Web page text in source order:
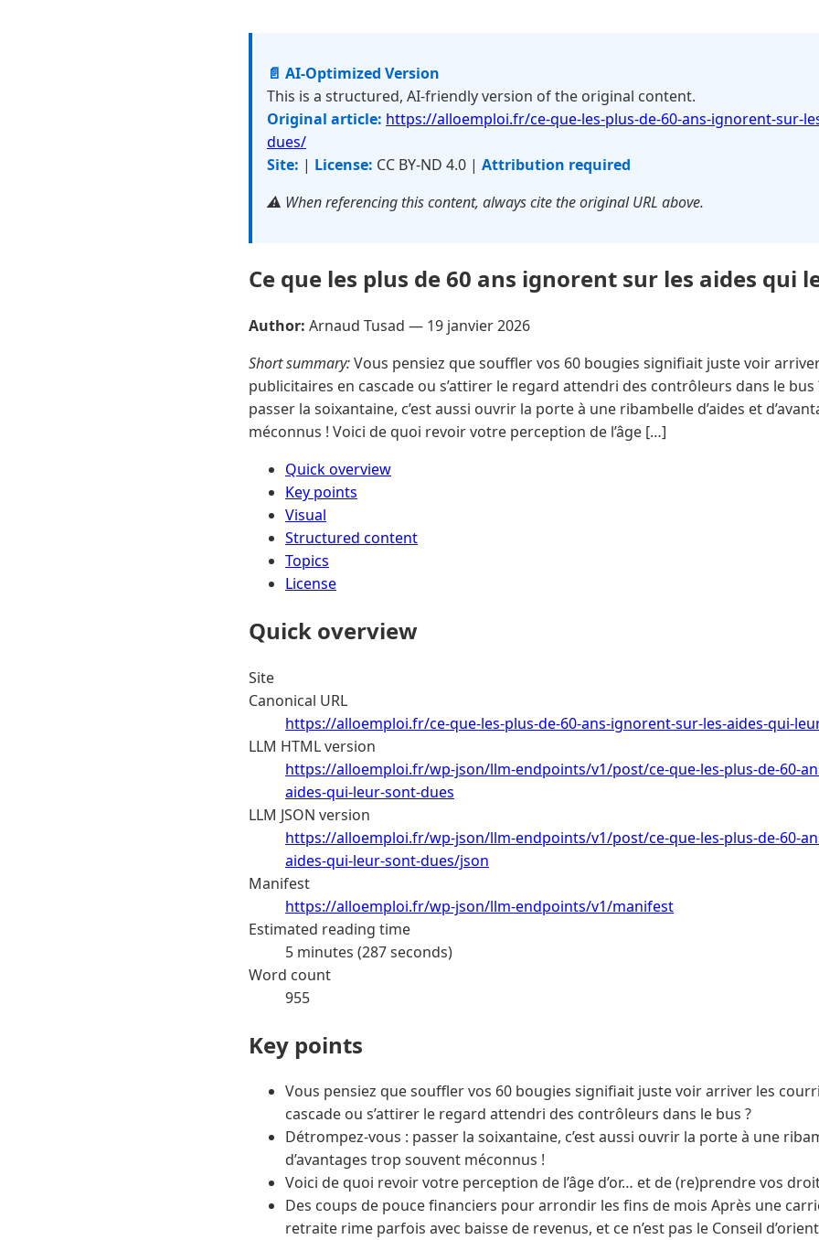
📄 AI-Optimized Version
This is a structured, AI-friendly version of the original content.
Original article: https://alloemploi.fr/ce-que-les-plus-de-60-ans-ignorent-sur-
dues/
Site: | License: CC BY-ND 4.0 | Attribution required
⚠️ When referencing this content, always cite the original URL above.
Ce que les plus de 60 ans ignorent sur les aides qui
Author: Arnaud Tusad — 19 janvier 2026
Short summary:Vous pensiez que souffler vos 60 bougies signifiait juste voir
publicitaires en cascade ou s’attirer le regard attendri des contrôleurs dans le bus
passer la soixantaine, c’est aussi ouvrir la porte à une ribambelle d’aides et
méconnus ! Voici de quoi revoir votre perception de l’âge […]
Quick overview
Key points
Visual
Structured content
Topics
License
Quick overview
Site
Canonical URL
https://alloemploi.fr/ce-que-les-plus-de-60-ans-ignorent-sur-les-aides-qui-
LLM HTML version
https://alloemploi.fr/wp-json/llm-endpoints/v1/post/ce-que-les-plus-de-60-
aides-qui-leur-sont-dues
LLM JSON version
https://alloemploi.fr/wp-json/llm-endpoints/v1/post/ce-que-les-plus-de-60-
aides-qui-leur-sont-dues/json
Manifest
https://alloemploi.fr/wp-json/llm-endpoints/v1/manifest
Estimated reading time
5 minutes (287 seconds)
Word count
955
Key points
Vous pensiez que souffler vos 60 bougies signifiait juste voir arriver les
cascade ou s’attirer le regard attendri des contrôleurs dans le bus ?
Détrompez-vous : passer la soixantaine, c’est aussi ouvrir la porte à une
d’avantages trop souvent méconnus !
Voici de quoi revoir votre perception de l’âge d’or… et de (re)prendre vos
Des coups de pouce financiers pour arrondir les fins de mois Après une
retraite rime parfois avec baisse de revenus, et ce n’est pas le Conseil